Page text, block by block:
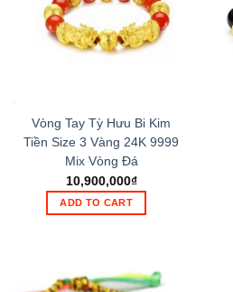
Vòng Tay Tỳ Hưu Bi Kim
Tiền Size 3 Vàng 24K 9999
Mix Vòng Đá
10,900,000₫
ADD TO CART